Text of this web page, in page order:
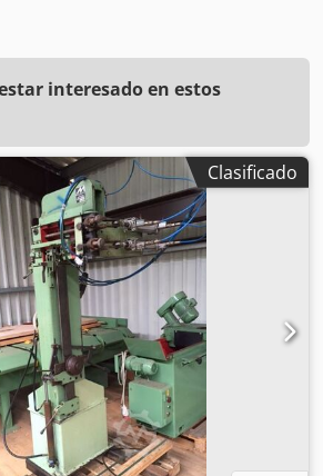
interesado en estos
Clasificado